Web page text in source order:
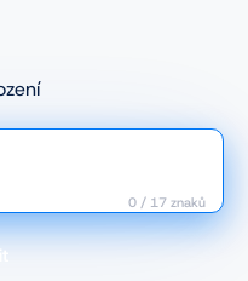
0 / 17 znaků